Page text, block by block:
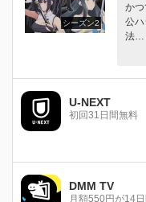
シーズン2
か
公
法…
U-NEXT
初回31日間無料
DMM TV
月額550円が14日